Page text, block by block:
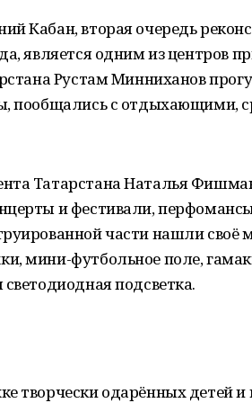
Кабан, вторая очередь
является одним из центров
Рустам Минниханов
пообщались с отдыхающими,
Татарстана Наталья
и фестивали,
части нашли своё
мини-футбольное поле,
подсветка.
творчески одарённых детей